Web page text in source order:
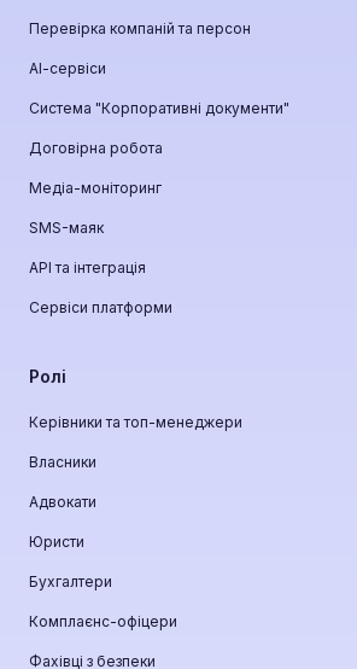
Перевірка компаній та персон
АІ-сервіси
Система "Корпоративні документи"
Договірна робота
Медіа-моніторинг
SMS-маяк
API та інтеграція
Сервіси платформи
Ролі
Керівники та топ-менеджери
Власники
Адвокати
Юристи
Бухгалтери
Комплаєнс-офіцери
Фахівці з безпеки